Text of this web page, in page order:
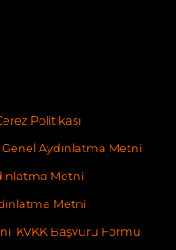
Politikası
Genel Aydınlatma Metni
Metni
Metni
KVKK Başvuru Formu